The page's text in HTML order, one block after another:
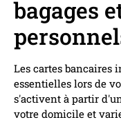
bagages
Les cartes bancaires
essentielles lors de
s'activent à partir
votre domicile et